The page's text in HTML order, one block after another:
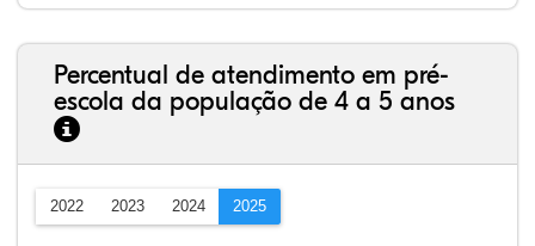
Percentual de atendimento em pré-
escola da população de 4 a 5 anos
2022 2023 2024 2025